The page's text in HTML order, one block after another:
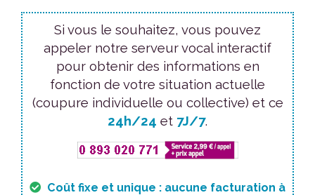
Si vous le souhaitez, vous pouvez
appeler notre serveur vocal interactif
pour obtenir des informations en
fonction de votre situation actuelle
(coupure individuelle ou collective) et ce
24h/24 et 7J/7.
Coût fixe et unique : aucune facturation à